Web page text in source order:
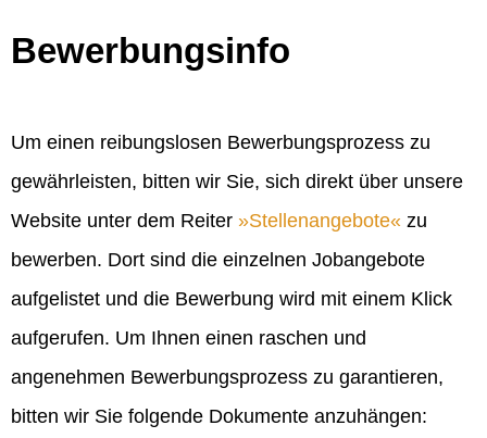
Bewerbungsinfo
Um einen reibungslosen Bewerbungsprozess zu
gewährleisten, bitten wir Sie, sich direkt über unsere
Website unter dem Reiter
Stellenangebote
zu
bewerben. Dort sind die einzelnen Jobangebote
aufgelistet und die Bewerbung wird mit einem Klick
aufgerufen. Um Ihnen einen raschen und
angenehmen Bewerbungsprozess zu garantieren,
bitten wir Sie folgende Dokumente anzuhängen: